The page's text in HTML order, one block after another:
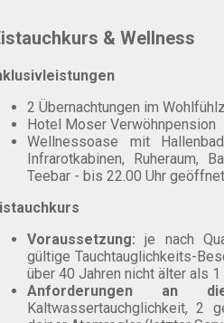
& Wellness
2 Übernachtungen im
Hotel Moser Verwöhnpension
Wellnessoase mit
Infrarotkabinen, Ruheraum,
Teebar - bis 22.00 Uhr geöffnet
Voraussetzung:je nach
gültige Tauchtauglichkeits-
über 40 Jahren nicht älter als
Anforderungen an
Kaltwassertauchglichkeit, 2